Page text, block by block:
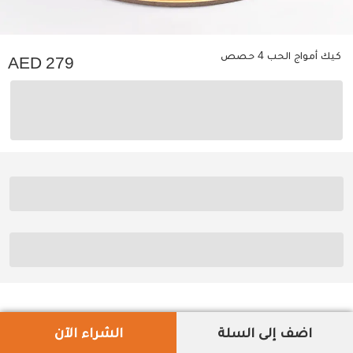
كيك أمواج الحب 4 حصص 279
اضف إلى السلة الشراء الآن